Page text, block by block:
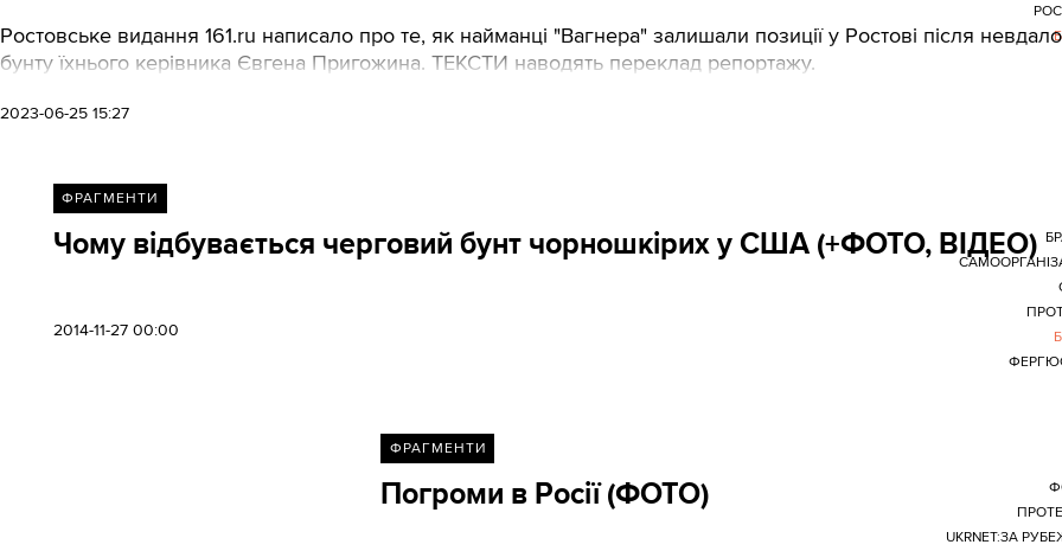
Ростовське видання 161.ru написало про те, як найманці "Вагнера" залишали позиції у Ростові після
бунту їхнього керівника Євгена Пригожина. ТЕКСТИ наводять переклад репортажу.
2023-06-25 15:27
ФРАГМЕНТИ
Чому відбувається черговий бунт чорношкірих у США (+ФОТО, ВІДЕО)
2014-11-27 00:00
ФРАГМЕНТИ
Погроми в Росії (ФОТО)
UKRNET:ЗА